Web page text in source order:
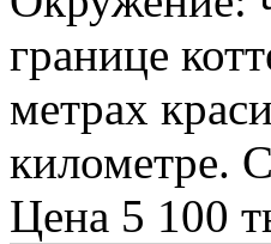
границе
метрах
километре.
Цена 5 100